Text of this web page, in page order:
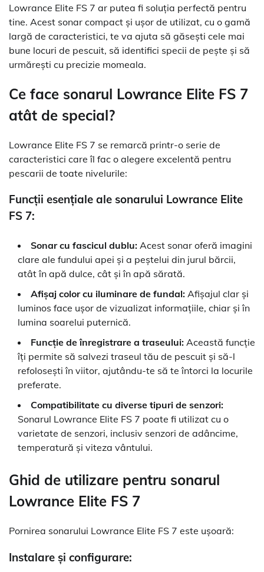
Lowrance Elite FS 7 ar putea fi soluția perfectă pentru
tine. Acest sonar compact și ușor de utilizat, cu o gamă
largă de caracteristici, te va ajuta să găsești cele mai
bune locuri de pescuit, să identifici specii de pește și să
urmărești cu precizie momeala.
Ce face sonarul Lowrance Elite FS 7
atât de special?
Lowrance Elite FS 7 se remarcă printr-o serie de
caracteristici care îl fac o alegere excelentă pentru
pescarii de toate nivelurile:
Funcții esențiale ale sonarului Lowrance Elite
FS 7:
Sonar cu fascicul dublu: Acest sonar oferă imagini
clare ale fundului apei și a peștelui din jurul bărcii,
atât în ​​apă dulce, cât și în apă sărată.
Afișaj color cu iluminare de fundal: Afișajul clar și
luminos face ușor de vizualizat informațiile, chiar și în
lumina soarelui puternică.
Funcție de înregistrare a traseului: Această funcție
îți permite să salvezi traseul tău de pescuit și să-l
refolosești în viitor, ajutându-te să te întorci la locurile
preferate.
Compatibilitate cu diverse tipuri de senzori:
Sonarul Lowrance Elite FS 7 poate fi utilizat cu o
varietate de senzori, inclusiv senzori de adâncime,
temperatură și viteza vântului.
Ghid de utilizare pentru sonarul
Lowrance Elite FS 7
Pornirea sonarului Lowrance Elite FS 7 este ușoară:
Instalare și configurare: